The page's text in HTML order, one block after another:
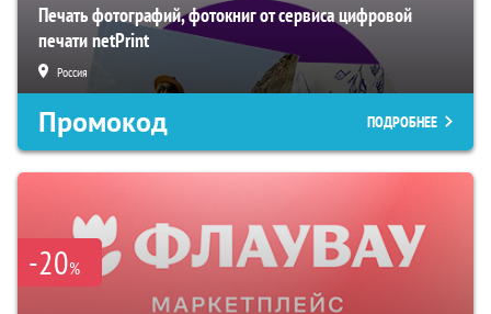
Печать фотографий, фотокниг от сервиса цифровой
печати netPrint
Россия
Промокод ПОДРОБНЕЕ
-20%